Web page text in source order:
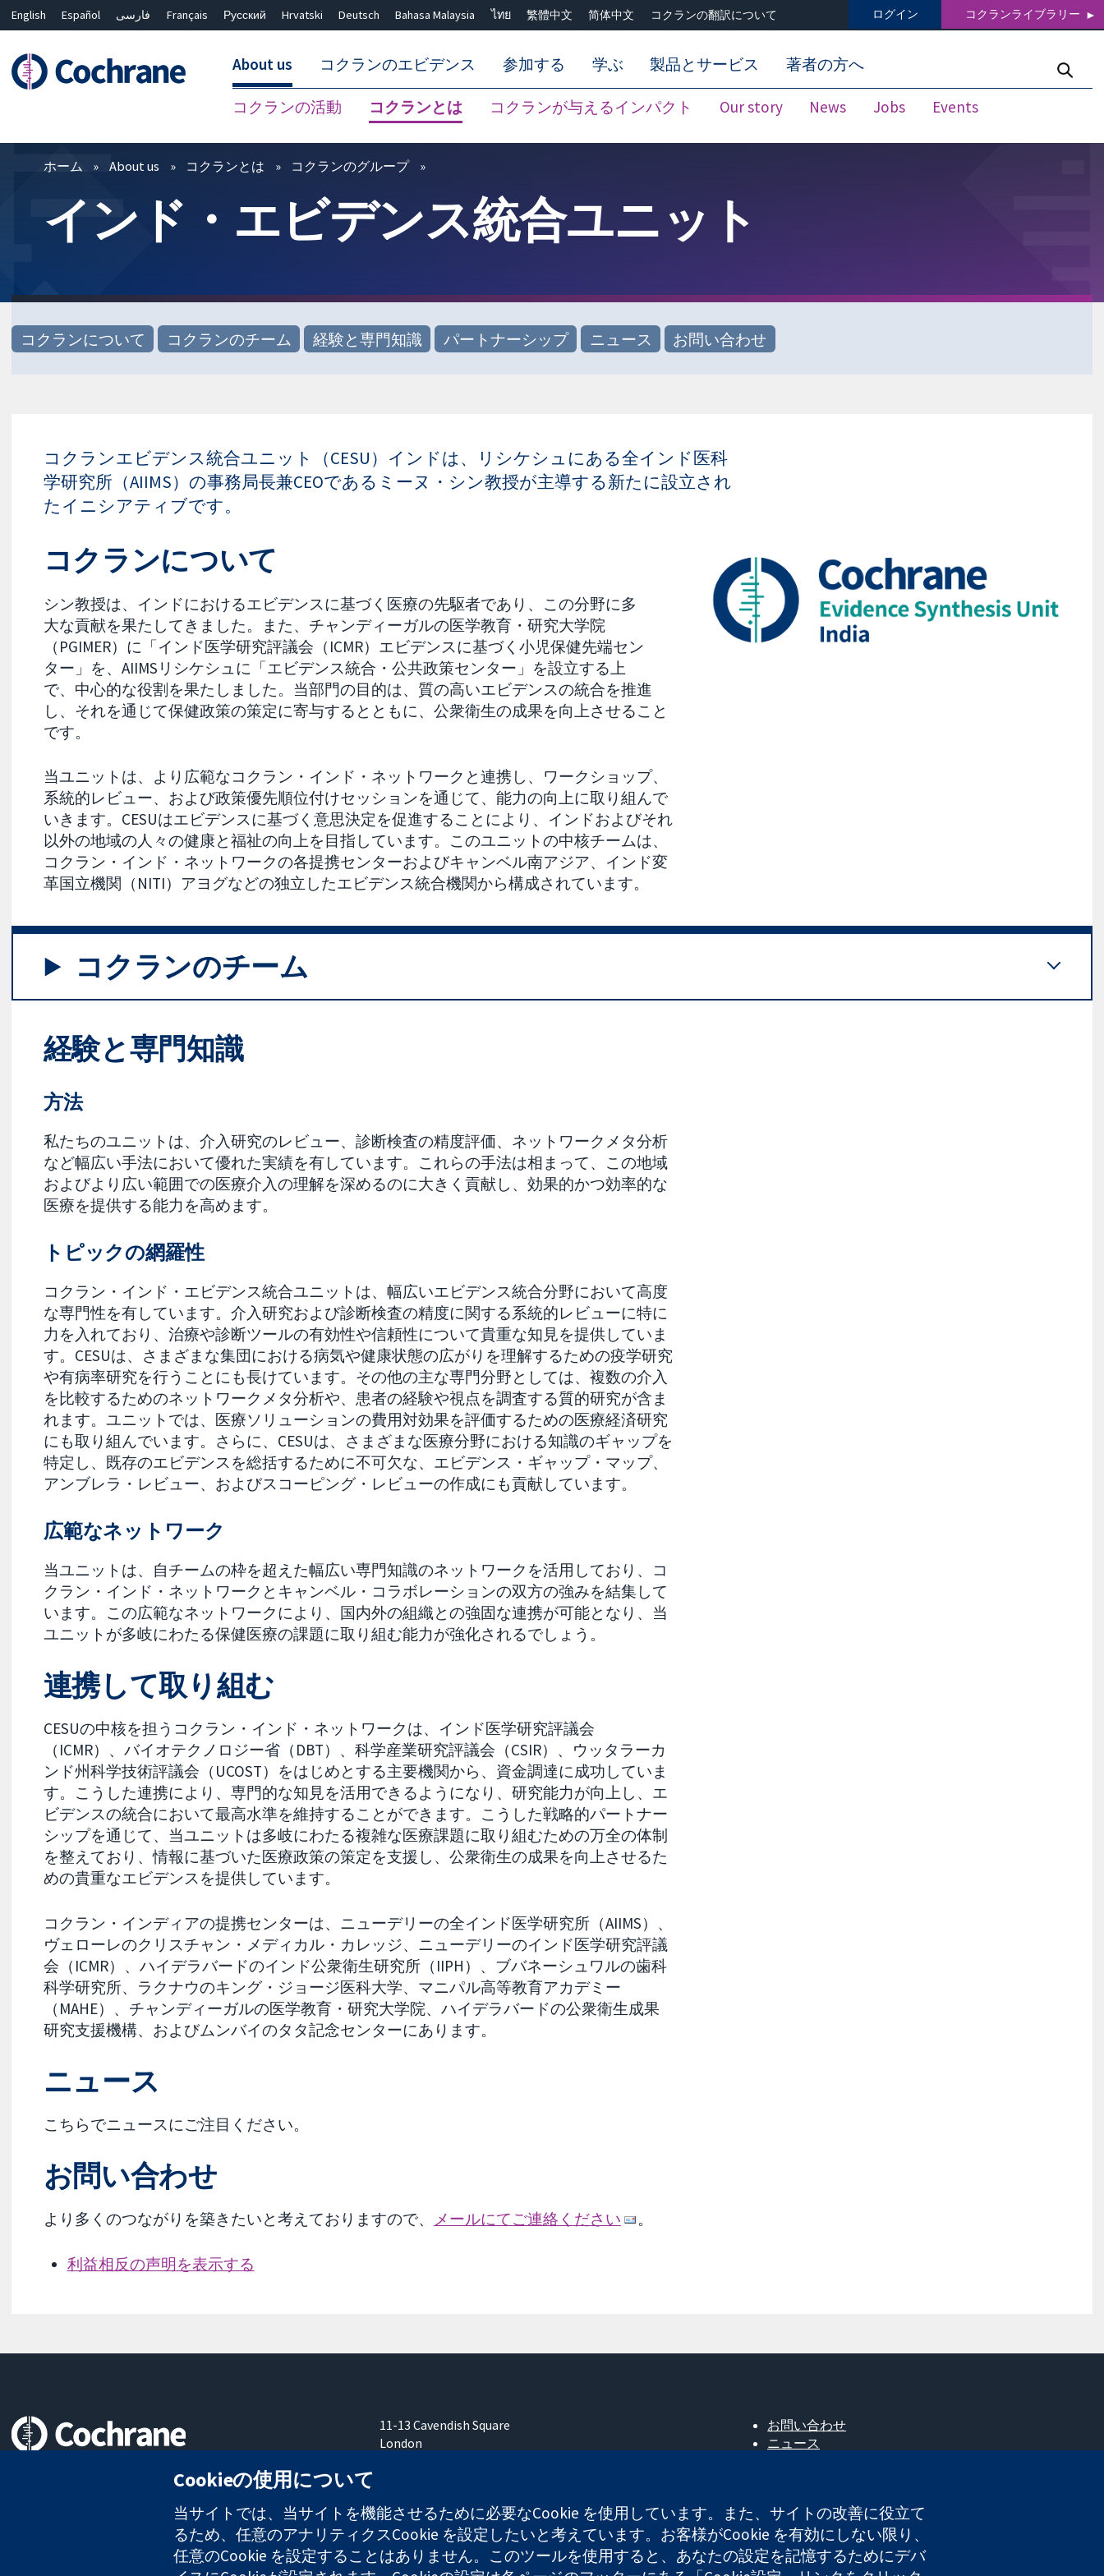
English Español فارسی Français Русский Hrvatski Deutsch Bahasa Malaysia ไทย 繁體中文 简体中文 コクランの翻訳について ログイン コクランライブラリー
About us
コクランの活動 コクランとは コクランが与えるインパクト Our story News Jobs Events
コクランのエビデンス 参加する 学ぶ 製品とサービス 著者の方へ
フィルター
ホーム About us コクランとは コクランのグループ
インド・エビデンス統合ユニット
コクランについて コクランのチーム 経験と専門知識 パートナーシップ ニュース お問い合わせ
コクランエビデンス統合ユニット（CESU）インドは、リシケシュにある全インド医科
学研究所（AIIMS）の事務局長兼CEOであるミーヌ・シン教授が主導する新たに設立され
たイニシアティブです。
コクランについて
シン教授は、インドにおけるエビデンスに基づく医療の先駆者であり、この分野に多
大な貢献を果たしてきました。また、チャンディーガルの医学教育・研究大学院
（PGIMER）に「インド医学研究評議会（ICMR）エビデンスに基づく小児保健先端セン
ター」を、AIIMSリシケシュに「エビデンス統合・公共政策センター」を設立する上
で、中心的な役割を果たしました。当部門の目的は、質の高いエビデンスの統合を推進
し、それを通じて保健政策の策定に寄与するとともに、公衆衛生の成果を向上させること
です。
当ユニットは、より広範なコクラン・インド・ネットワークと連携し、ワークショップ、
系統的レビュー、および政策優先順位付けセッションを通じて、能力の向上に取り組んで
いきます。CESUはエビデンスに基づく意思決定を促進することにより、インドおよびそれ
以外の地域の人々の健康と福祉の向上を目指しています。このユニットの中核チームは、
コクラン・インド・ネットワークの各提携センターおよびキャンベル南アジア、インド変
革国立機関（NITI）アヨグなどの独立したエビデンス統合機関から構成されています。
コクランのチーム
経験と専門知識
方法
私たちのユニットは、介入研究のレビュー、診断検査の精度評価、ネットワークメタ分析
など幅広い手法において優れた実績を有しています。これらの手法は相まって、この地域
およびより広い範囲での医療介入の理解を深めるのに大きく貢献し、効果的かつ効率的な
医療を提供する能力を高めます。
トピックの網羅性
コクラン・インド・エビデンス統合ユニットは、幅広いエビデンス統合分野において高度
な専門性を有しています。介入研究および診断検査の精度に関する系統的レビューに特に
力を入れており、治療や診断ツールの有効性や信頼性について貴重な知見を提供していま
す。CESUは、さまざまな集団における病気や健康状態の広がりを理解するための疫学研究
や有病率研究を行うことにも長けています。その他の主な専門分野としては、複数の介入
を比較するためのネットワークメタ分析や、患者の経験や視点を調査する質的研究が含ま
れます。ユニットでは、医療ソリューションの費用対効果を評価するための医療経済研究
にも取り組んでいます。さらに、CESUは、さまざまな医療分野における知識のギャップを
特定し、既存のエビデンスを総括するために不可欠な、エビデンス・ギャップ・マップ、
アンブレラ・レビュー、およびスコーピング・レビューの作成にも貢献しています。
広範なネットワーク
当ユニットは、自チームの枠を超えた幅広い専門知識のネットワークを活用しており、コ
クラン・インド・ネットワークとキャンベル・コラボレーションの双方の強みを結集して
います。この広範なネットワークにより、国内外の組織との強固な連携が可能となり、当
ユニットが多岐にわたる保健医療の課題に取り組む能力が強化されるでしょう。
連携して取り組む
CESUの中核を担うコクラン・インド・ネットワークは、インド医学研究評議会
（ICMR）、バイオテクノロジー省（DBT）、科学産業研究評議会（CSIR）、ウッタラーカ
ンド州科学技術評議会（UCOST）をはじめとする主要機関から、資金調達に成功していま
す。こうした連携により、専門的な知見を活用できるようになり、研究能力が向上し、エ
ビデンスの統合において最高水準を維持することができます。こうした戦略的パートナー
シップを通じて、当ユニットは多岐にわたる複雑な医療課題に取り組むための万全の体制
を整えており、情報に基づいた医療政策の策定を支援し、公衆衛生の成果を向上させるた
めの貴重なエビデンスを提供しています。
コクラン・インディアの提携センターは、ニューデリーの全インド医学研究所（AIIMS）、
ヴェローレのクリスチャン・メディカル・カレッジ、ニューデリーのインド医学研究評議
会（ICMR）、ハイデラバードのインド公衆衛生研究所（IIPH）、ブバネーシュワルの歯科
科学研究所、ラクナウのキング・ジョージ医科大学、マニパル高等教育アカデミー
（MAHE）、チャンディーガルの医学教育・研究大学院、ハイデラバードの公衆衛生成果
研究支援機構、およびムンバイのタタ記念センターにあります。
ニュース
こちらでニュースにご注目ください。
お問い合わせ
より多くのつながりを築きたいと考えておりますので、 メールにてご連絡ください 。
利益相反の声明を表示する
情報に基づく意思決定により
11-13 Cavendish Square
London
お問い合わせ
ニュース
Cochrane Library
Cookieの使用について
当サイトでは、当サイトを機能させるために必要なCookie を使用しています。また、サイトの改善に役立て
るため、任意のアナリティクスCookie を設定したいと考えています。お客様がCookie を有効にしない限り、
任意のCookie を設定することはありません。このツールを使用すると、あなたの設定を記憶するためにデバ